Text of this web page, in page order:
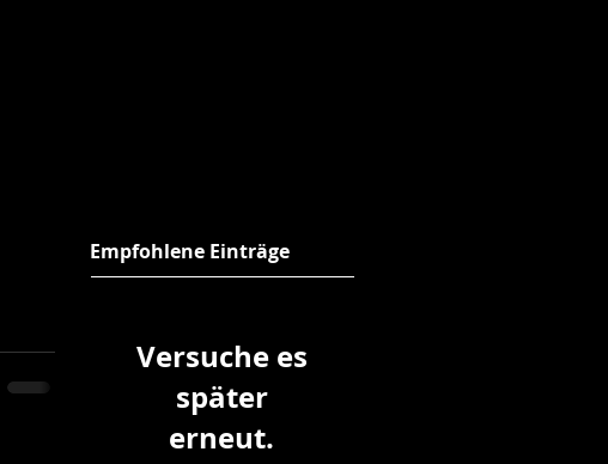
Empfohlene Einträge
Versuche es
später
erneut.